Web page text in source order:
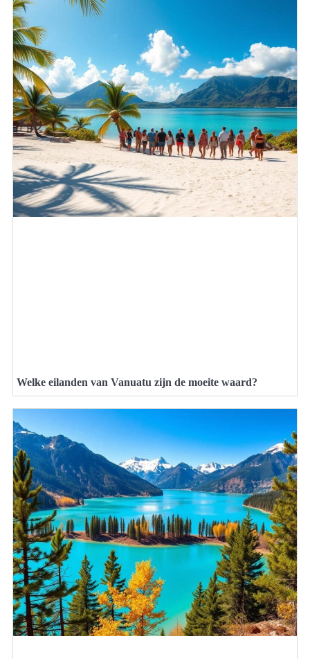
Welke eilanden van Vanuatu zijn de moeite waard?